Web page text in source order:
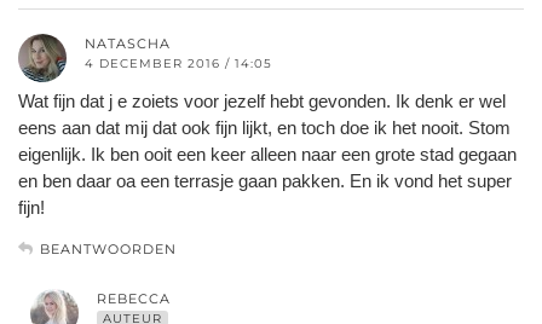
NATASCHA
4 DECEMBER 2016 / 14:05
Wat fijn dat j e zoiets voor jezelf hebt gevonden. Ik denk er wel
eens aan dat mij dat ook fijn lijkt, en toch doe ik het nooit. Stom
eigenlijk. Ik ben ooit een keer alleen naar een grote stad gegaan
en ben daar oa een terrasje gaan pakken. En ik vond het super
fijn!
BEANTWOORDEN
REBECCA
AUTEUR